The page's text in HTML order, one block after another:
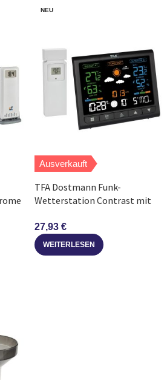
NEU
Ausverkauft
TFA Dostmann Funk-
Wetterstation Contrast mit
27,93 €
WEITERLESEN